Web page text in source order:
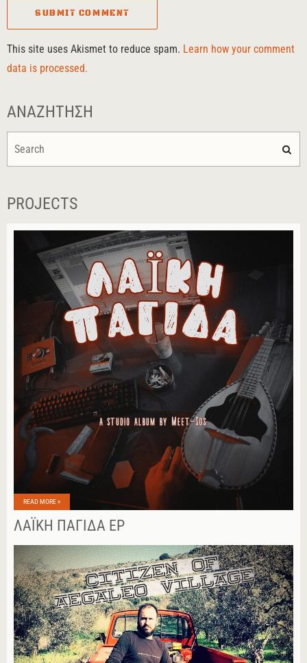
This site uses Akismet to reduce spam. Learn how your comment
data is processed.
ΑΝΑΖΉΤΗΣΗ
PROJECTS
READ MORE »
ΛΑΪΚΉ ΠΑΓΊΔΑ EP